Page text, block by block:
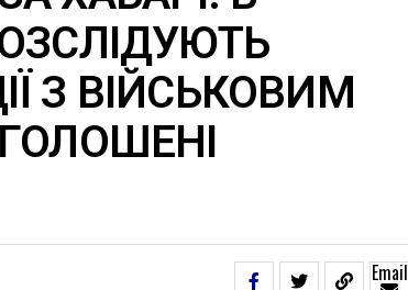
З ВІЙСЬКОВИМ
Email